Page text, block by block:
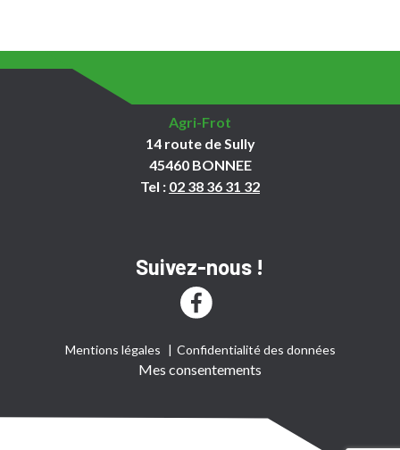
Agri-Frot
14 route de Sully
45460 BONNEE
Tel : 02 38 36 31 32
Suivez-nous !
Mentions légales Confidentialité des données
Mes consentements